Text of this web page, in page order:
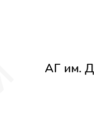
АГ им.